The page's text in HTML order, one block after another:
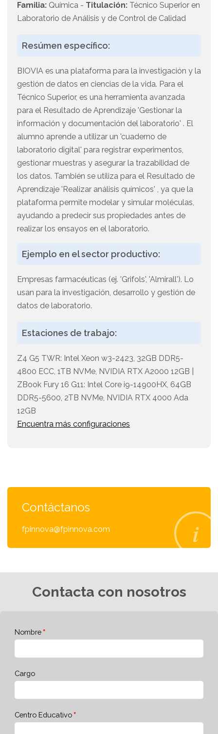
Familia: Química - Titulación: Técnico Superior en
Laboratorio de Análisis y de Control de Calidad
Resúmen específico:
BIOVIA es una plataforma para la investigación y la
gestión de datos en ciencias de la vida. Para el
Técnico Superior, es una herramienta avanzada
para el Resultado de Aprendizaje 'Gestionar la
información y documentación del laboratorio' . El
alumno aprende a utilizar un 'cuaderno de
laboratorio digital' para registrar experimentos,
gestionar muestras y asegurar la trazabilidad de
los datos. También se utiliza para el Resultado de
Aprendizaje 'Realizar análisis químicos' , ya que la
plataforma permite modelar y simular moléculas,
ayudando a predecir sus propiedades antes de
realizar los ensayos en el laboratorio.
Ejemplo en el sector productivo:
Empresas farmacéuticas (ej. 'Grifols', 'Almirall'). Lo
usan para la investigación, desarrollo y gestión de
datos de laboratorio.
Estaciones de trabajo:
Z4 G5 TWR: Intel Xeon w3-2423, 32GB DDR5-
4800 ECC, 1TB NVMe, NVIDIA RTX A2000 12GB |
ZBook Fury 16 G11: Intel Core i9-14900HX, 64GB
DDR5-5600, 2TB NVMe, NVIDIA RTX 4000 Ada
12GB
Encuentra más configuraciones
Contáctanos
fpinnova@fpinnova.com
Contacta con nosotros
Nombre
Cargo
Centro Educativo